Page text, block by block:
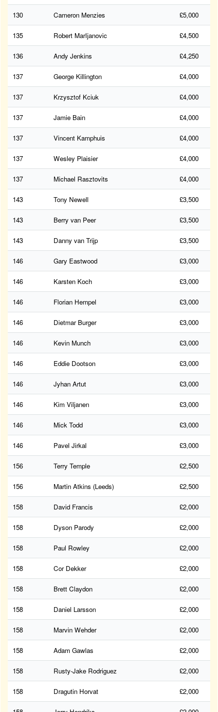
130 Cameron Menzies £5,000
135 Robert MarIjanovic £4,500
136 Andy Jenkins £4,250
137 George Killington £4,000
137 Krzysztof Kciuk £4,000
137 Jamie Bain £4,000
137 Vincent Kamphuis £4,000
137 Wesley Plaisier £4,000
137 Michael Rasztovits £4,000
143 Tony Newell £3,500
143 Berry van Peer £3,500
143 Danny van Trijp £3,500
146 Gary Eastwood £3,000
146 Karsten Koch £3,000
146 Florian Hempel £3,000
146 Dietmar Burger £3,000
146 Kevin Munch £3,000
146 Eddie Dootson £3,000
146 Jyhan Artut £3,000
146 Kim Viljanen £3,000
146 Mick Todd £3,000
146 Pavel Jirkal £3,000
156 Terry Temple £2,500
156 Martin Atkins (Leeds) £2,500
158 David Francis £2,000
158 Dyson Parody £2,000
158 Paul Rowley £2,000
158 Cor Dekker £2,000
158 Brett Claydon £2,000
158 Daniel Larsson £2,000
158 Marvin Wehder £2,000
158 Adam Gawlas £2,000
158 Rusty-Jake Rodriguez £2,000
158 Dragutin Horvat £2,000